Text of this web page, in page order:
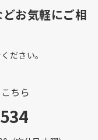
お気軽にご相
ださい。
ちら